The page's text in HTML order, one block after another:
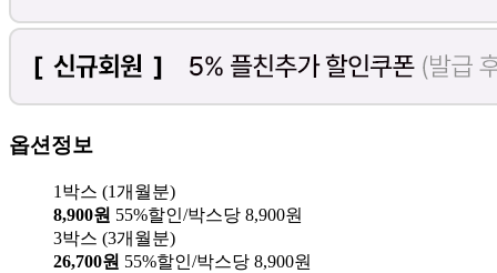
옵션정보
1박스 (1개월분)
8,900원 55%할인/박스당 8,900원
3박스 (3개월분)
26,700원 55%할인/박스당 8,900원